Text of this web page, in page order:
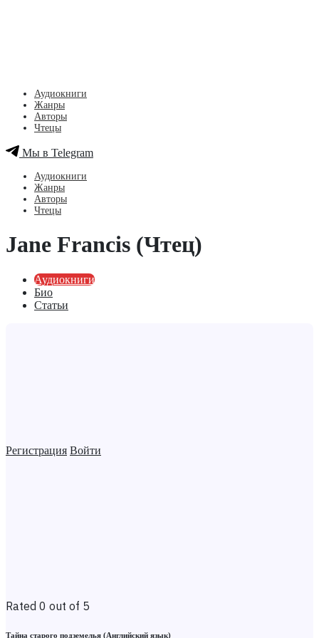
Регистрация Войти
Аудиокниги
Жанры
Авторы
Чтецы
Мы в Telegram
Аудиокниги
Жанры
Авторы
Чтецы
Jane Francis (Чтец)
Аудиокниги
Био
Статьи
Rated 0 out of 5
Тайна старого подземелья (Английский язык)